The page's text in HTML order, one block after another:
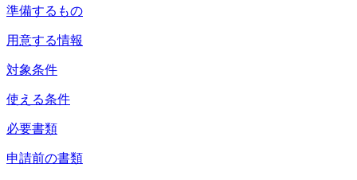
準備するもの
用意する情報
対象条件
使える条件
必要書類
申請前の書類